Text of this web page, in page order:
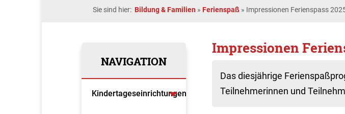
Sie sind hier: Bildung & Familien » Ferienspaß » Impressionen Ferienspass
NAVIGATION
Kindertageseinrichtungen
Impressionen
Das diesjährige
Teilnehmerinnen und